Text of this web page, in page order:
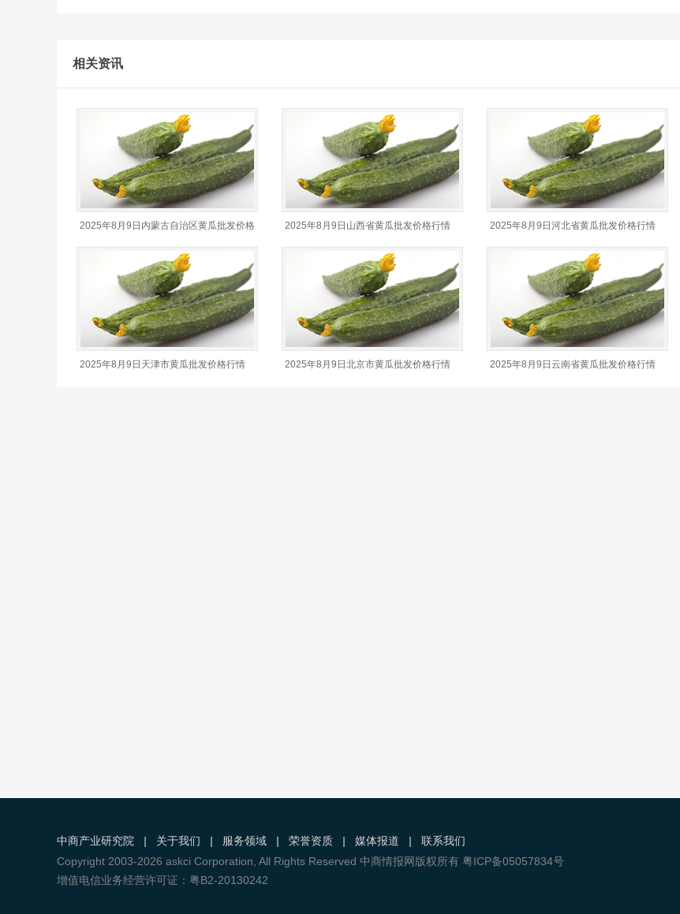
相关资讯
2025年8月9日内蒙古自治区黄瓜批发价格 2025年8月9日山西省黄瓜批发价格行情 2025年8月9日河北省黄瓜批发价格行情
2025年8月9日天津市黄瓜批发价格行情 2025年8月9日北京市黄瓜批发价格行情 2025年8月9日云南省黄瓜批发价格行情
中商产业研究院 | 关于我们 | 服务领域 | 荣誉资质 | 媒体报道 |
联系我们
Copyright 2003-2026 askci Corporation, All Rights Reserved 中商情报网版权所有 粤ICP备05057834号
增值电信业务经营许可证：粤B2-20130242